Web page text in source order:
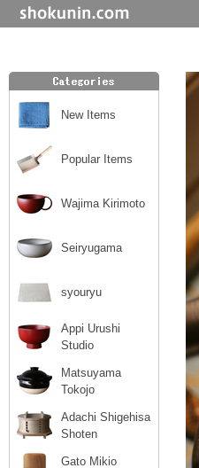
New Items
Popular Items
Wajima Kirimoto
Seiryugama
syouryu
Appi Urushi
Studio
Matsuyama
Tokojo
Adachi Shigehisa
Shoten
Gato Mikio